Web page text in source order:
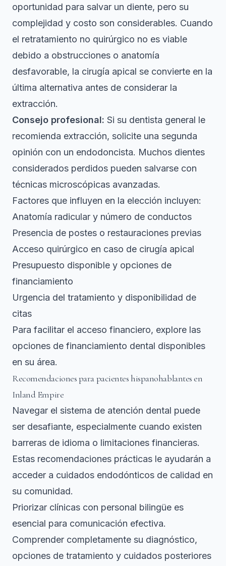
oportunidad para salvar un diente, pero su
complejidad y costo son considerables. Cuando
el retratamiento no quirúrgico no es viable
debido a obstrucciones o anatomía
desfavorable, la cirugía apical se convierte en la
última alternativa antes de considerar la
extracción.
Consejo profesional: Si su dentista general le
recomienda extracción, solicite una segunda
opinión con un endodoncista. Muchos dientes
considerados perdidos pueden salvarse con
técnicas microscópicas avanzadas.
Factores que influyen en la elección incluyen:
Anatomía radicular y número de conductos
Presencia de postes o restauraciones previas
Acceso quirúrgico en caso de cirugía apical
Presupuesto disponible y opciones de
financiamiento
Urgencia del tratamiento y disponibilidad de
citas
Para facilitar el acceso financiero, explore las
opciones de financiamiento dental disponibles
en su área.
Recomendaciones para pacientes hispanohablantes en
Inland Empire
Navegar el sistema de atención dental puede
ser desafiante, especialmente cuando existen
barreras de idioma o limitaciones financieras.
Estas recomendaciones prácticas le ayudarán a
acceder a cuidados endodónticos de calidad en
su comunidad.
Priorizar clínicas con personal bilingüe es
esencial para comunicación efectiva.
Comprender completamente su diagnóstico,
opciones de tratamiento y cuidados posteriores